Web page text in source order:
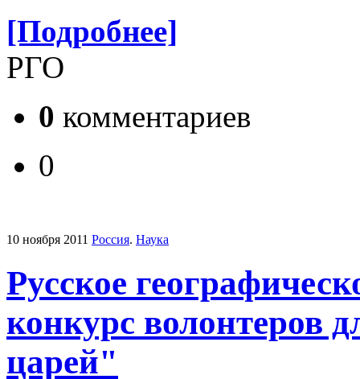
[Подробнее]
РГО
0 комментариев
0
10 ноября 2011 Россия. Наука
Русское
конкурс волонтеров
царей"